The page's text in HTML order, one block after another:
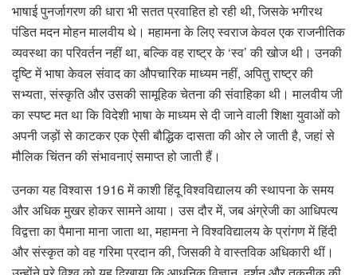
भाषाई पुनर्जागरण की धारा भी सतत प्रवाहित हो रही थी, जिसके भगीरथ
पंडित मदन मोहन मालवीय थे। महामना के लिए स्वराज केवल एक राजनीतिक
व्यवस्था का परिवर्तन नहीं था, बल्कि वह राष्ट्र के ‘स्व’ की खोज थी। उनकी
दृष्टि में भाषा केवल संवाद का औपचारिक माध्यम नहीं, अपितु राष्ट्र की
सभ्यता, संस्कृति और उसकी सामूहिक चेतना की संवाहिका थी। मालवीय जी
का स्पष्ट मत था कि विदेशी भाषा के माध्यम से दी जाने वाली शिक्षा युवाओं को
अपनी जड़ों से काटकर एक ऐसी बौद्धिक दासता की ओर ले जाती है, जहां से
मौलिक चिंतन की संभावनाएं समाप्त हो जाती हैं।
उनका यह विश्वास 1916 में काशी हिंदू विश्वविद्यालय की स्थापना के समय
और अधिक मुखर होकर सामने आया। उस दौर में, जब अंग्रेजी का आधिपत्य
विद्वत्ता का पैमाना माना जाता था, महामना ने विश्वविद्यालय के प्रांगण में हिंदी
और संस्कृत को वह गरिमा प्रदान की, जिसकी वे वास्तविक अधिकारी थीं।